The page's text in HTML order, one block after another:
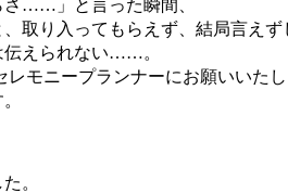
さ……」と言った瞬間、
取り入ってもらえず、結局言えず
伝えられない……。
モニープランナーにお願いいたし
。